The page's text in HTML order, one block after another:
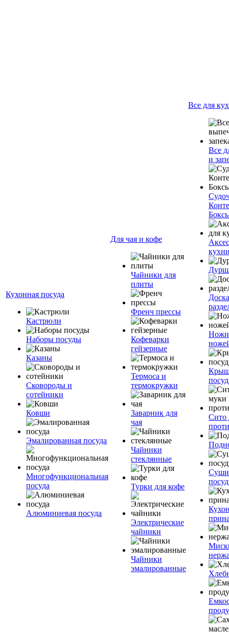
Кухонная посуда
Кастрюли
Наборы посуды
Казаны
Сковороды и
сотейники
Ковши
Эмалированная посуда
Многофункциональная
посуда
Алюминиевая посуда
Для чая и кофе
Чайники для
плиты
Френч прессы
Кофеварки
гейзерные
Термоса и
термокружки
Заварник для
чая
Чайники
стеклянные
Турки для кофе
Электрические
чайники
Чайники
эмалированные
Все для
Все
и
Доска
Сито